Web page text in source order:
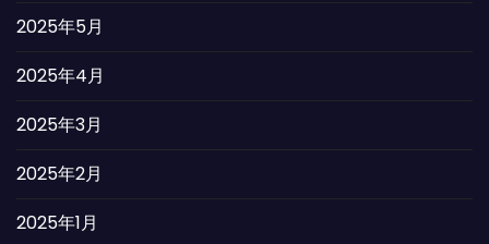
2025年5月
2025年4月
2025年3月
2025年2月
2025年1月